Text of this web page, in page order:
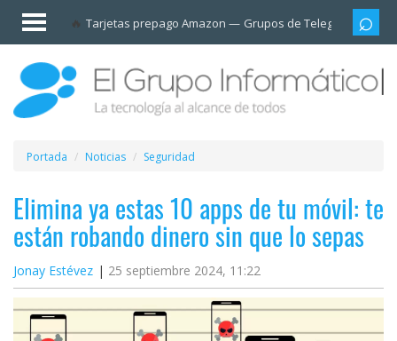
Tarjetas prepago Amazon Grupos de Telegram
Invitado
Iniciar
sesión /
Registrarse
Esenciales
Móviles
Ofertas
Apps
Redes
sociales
Portada Noticias Seguridad
Elimina ya estas 10 apps de tu móvil: te
están robando dinero sin que lo sepas
Jonay Estévez 25 septiembre 2024, 11:22